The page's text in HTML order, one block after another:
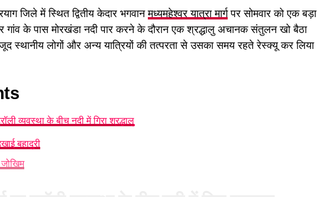
जिले में स्थित द्वितीय केदार भगवानमध्यमहेश्वर यात्रा मार्गपर सोमवार को एक बड़ा
गांव के पास मोरखंडा नदी पार करने के दौरान एक श्रद्धालु अचानक संतुलन खो बैठा
स्थानीय लोगों और अन्य यात्रियों की तत्परता से उसका समय रहते रेस्क्यू कर लिया
व्यवस्था के बीच नदी में गिरा श्रद्धालु
बहादुरी
जोखिम